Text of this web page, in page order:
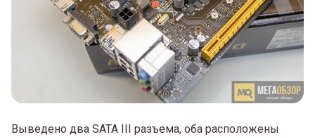
Выведено два SATA III разъема, оба расположены